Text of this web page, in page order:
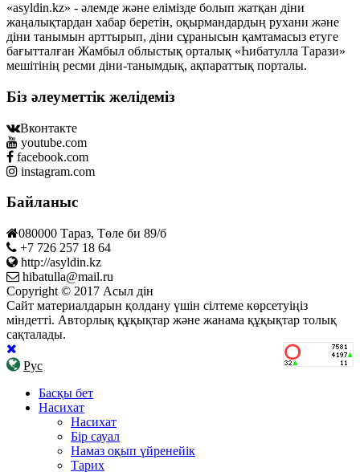
«asyldin.kz» - әлемде және елімізде болып жатқан діни
жаңалықтардан хабар беретін, оқырмандардың рухани және
діни танымын арттырып, діни сұранысын қамтамасыз етуге
бағытталған Жамбыл облыстық орталық «Һибатулла Тарази»
мешітінің ресми діни-танымдық, ақпараттық порталы.
Біз әлеуметтік желідеміз
Вконтакте
youtube.com
facebook.com
instagram.com
Байланыс
080000 Тараз, Төле би 89/б
+7 726 257 18 64
http://asyldin.kz
hibatulla@mail.ru
Copyright © 2017 Асыл дін
Сайт материалдарын қолдану үшін сілтеме көрсетуіңіз
міндетті. Авторлық құқықтар және жанама құқықтар толық
сақталады.
Рус
Басқы бет
Насихат
Насихат
Бір сауал
Намаз оқып үйренейік
Тарих